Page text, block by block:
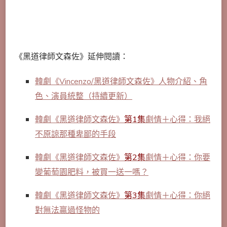
《黑道律師文森佐》延伸閱讀：
韓劇《Vincenzo/黑道律師文森佐》人物介紹、角
色、演員統整（持續更新）
韓劇《黑道律師文森佐》 第1集劇情＋心得：我絕
不原諒那種卑鄙的手段
韓劇《黑道律師文森佐》 第2集劇情＋心得：你要
變葡萄園肥料，被買一送一嗎？
韓劇《黑道律師文森佐》 第3集劇情＋心得：你絕
對無法贏過怪物的